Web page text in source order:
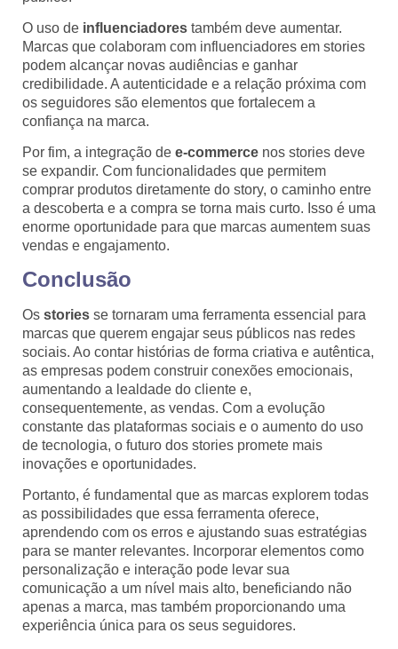
O uso de influenciadores também deve aumentar.
Marcas que colaboram com influenciadores em stories
podem alcançar novas audiências e ganhar
credibilidade. A autenticidade e a relação próxima com
os seguidores são elementos que fortalecem a
confiança na marca.
Por fim, a integração de e-commerce nos stories deve
se expandir. Com funcionalidades que permitem
comprar produtos diretamente do story, o caminho entre
a descoberta e a compra se torna mais curto. Isso é uma
enorme oportunidade para que marcas aumentem suas
vendas e engajamento.
Conclusão
Os stories se tornaram uma ferramenta essencial para
marcas que querem engajar seus públicos nas redes
sociais. Ao contar histórias de forma criativa e autêntica,
as empresas podem construir conexões emocionais,
aumentando a lealdade do cliente e,
consequentemente, as vendas. Com a evolução
constante das plataformas sociais e o aumento do uso
de tecnologia, o futuro dos stories promete mais
inovações e oportunidades.
Portanto, é fundamental que as marcas explorem todas
as possibilidades que essa ferramenta oferece,
aprendendo com os erros e ajustando suas estratégias
para se manter relevantes. Incorporar elementos como
personalização e interação pode levar sua
comunicação a um nível mais alto, beneficiando não
apenas a marca, mas também proporcionando uma
experiência única para os seus seguidores.